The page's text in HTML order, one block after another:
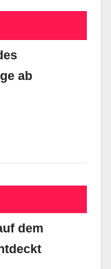
ab
dem